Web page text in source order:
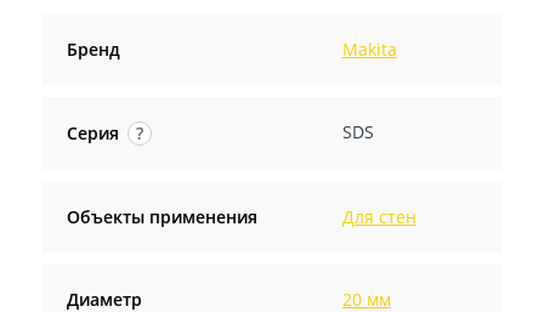
Бренд Makita
Серия ? SDS
Объекты применения Для стен
Диаметр 20 мм